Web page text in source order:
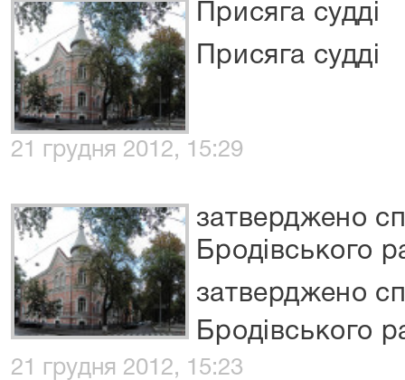
Присяга судді
Присяга судді
21 грудня 2012, 15:29
затверджено
Бродівського
затверджено
Бродівського
21 грудня 2012, 15:23